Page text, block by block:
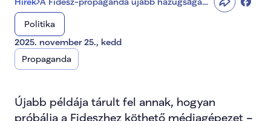
bukott meg
Politika
2025. november 25., kedd
Propaganda
Újabb példája tárult fel annak, hogyan
próbálja a Fideszhez köthető médiagépezet –